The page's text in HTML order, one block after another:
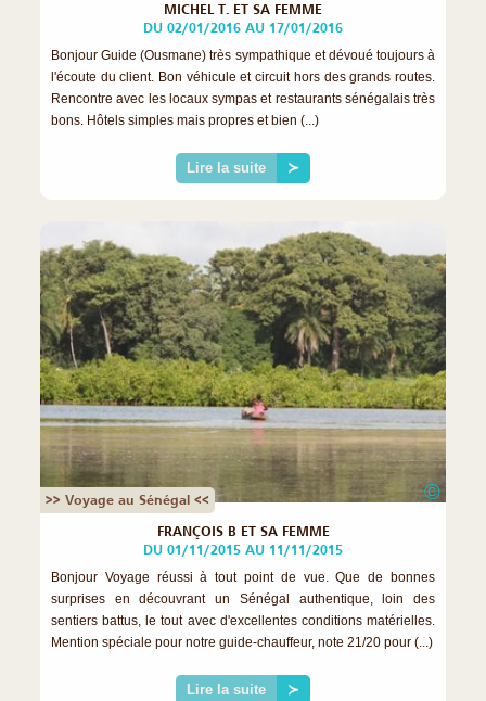
MICHEL T. ET SA FEMME
DU 02/01/2016 AU 17/01/2016
Bonjour Guide (Ousmane) très sympathique et dévoué toujours à
l'écoute du client. Bon véhicule et circuit hors des grands routes.
Rencontre avec les locaux sympas et restaurants sénégalais très
bons. Hôtels simples mais propres et bien (...)
Lire la suite ≻
>> Voyage au Sénégal << ©
FRANÇOIS B ET SA FEMME
DU 01/11/2015 AU 11/11/2015
Bonjour Voyage réussi à tout point de vue. Que de bonnes
surprises en découvrant un Sénégal authentique, loin des
sentiers battus, le tout avec d'excellentes conditions matérielles.
Mention spéciale pour notre guide-chauffeur, note 21/20 pour (...)
Lire la suite ≻